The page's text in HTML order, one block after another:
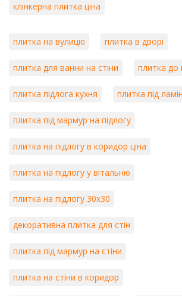
клінкерна плитка ціна
плитка на вулицю плитка в дворі
плитка для ванни на стіни плитка до
плитка підлога кухня плитка під
плитка під мармур на підлогу
плитка на підлогу в коридор ціна
плитка на підлогу у вітальню
плитка на підлогу 30х30
декоративна плитка для стін
плитка під мармур на стіни
плитка на стіни в коридор